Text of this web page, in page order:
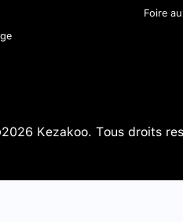
Foire
Kezakoo. Tous droits